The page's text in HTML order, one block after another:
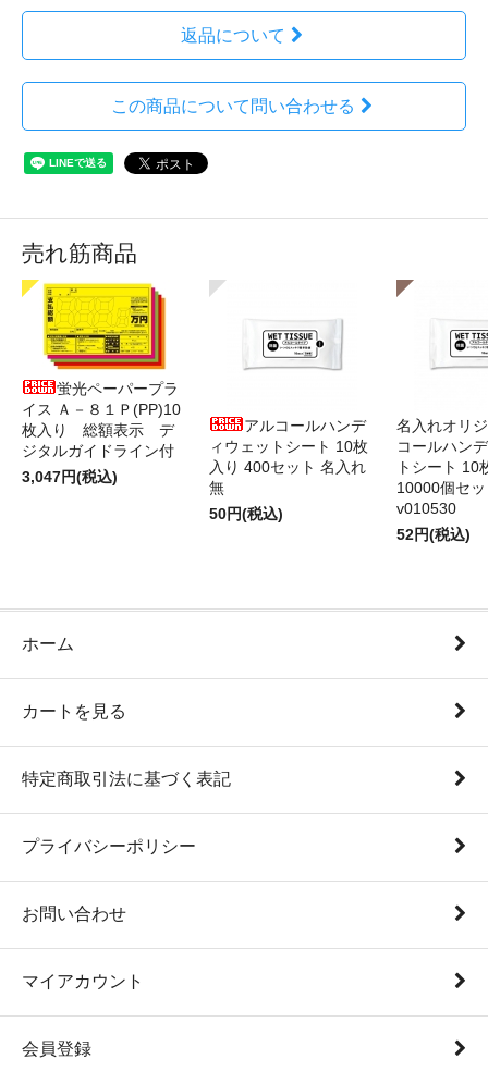
返品について
この商品について問い合わせる
売れ筋商品
蛍光ペーパープラ
イス Ａ－８１Ｐ(PP)10
枚入り 総額表示 デ
ジタルガイドライン付
3,047円(税込)
アルコールハンデ
ィウェットシート 10枚
入り 400セット 名入れ
無
50円(税込)
名入れオリ
コールハン
トシート 10
10000個セ
v010530
52円(税込)
ホーム
カートを見る
特定商取引法に基づく表記
プライバシーポリシー
お問い合わせ
マイアカウント
会員登録